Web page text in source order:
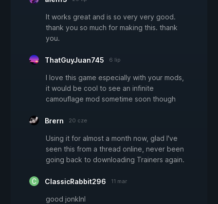
It works great and is so very very good.
thank you so much for making this. thank
you.
ThatGuyJuan745 6 lip
I love this game especially with your mods,
it would be cool to see an infinite
camouflage mod sometime soon though
Brern 20 cze
Using it for almost a month now, glad I've
seen this from a thread online, never been
going back to downloading Trainers again.
ClassicRabbit296 11 mar
good jonklnl